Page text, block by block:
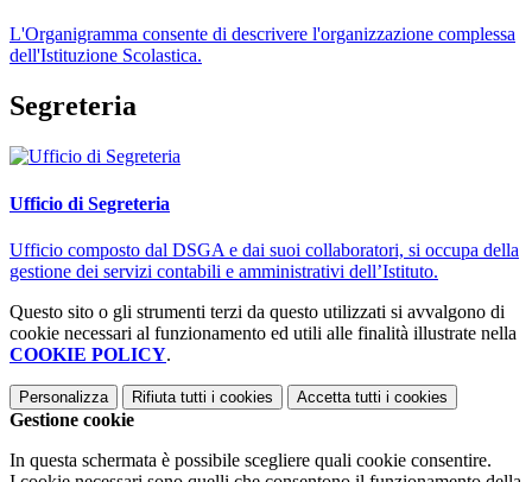
L'Organigramma consente di descrivere l'organizzazione complessa
dell'Istituzione Scolastica.
Segreteria
Ufficio di Segreteria
Ufficio composto dal DSGA e dai suoi collaboratori, si occupa della
gestione dei servizi contabili e amministrativi dell’Istituto.
Questo sito o gli strumenti terzi da questo utilizzati si avvalgono di
cookie necessari al funzionamento ed utili alle finalità illustrate nella
COOKIE POLICY.
Personalizza Rifiuta tutti i cookies Accetta tutti i cookies
Gestione cookie
In questa schermata è possibile scegliere quali cookie consentire.